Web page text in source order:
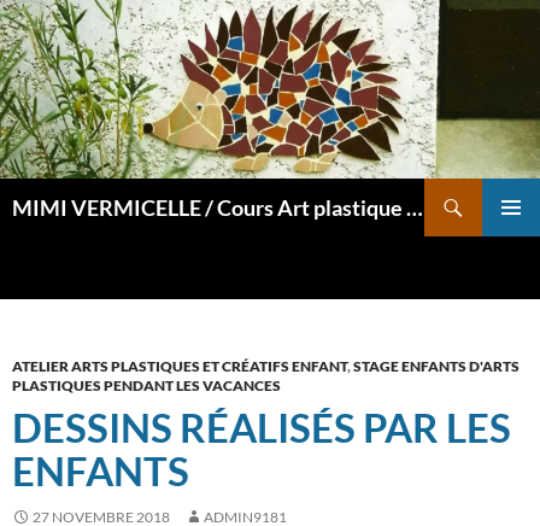
Aller
au
contenu
MIMI VERMICELLE / Cours Art plastique et mosaïque
ATELIER ARTS PLASTIQUES ET CRÉATIFS ENFANT,STAGE ENFANTS D'ARTS
PLASTIQUES PENDANT LES VACANCES
DESSINS RÉALISÉS PAR LES
ENFANTS
27 NOVEMBRE 2018 ADMIN9181